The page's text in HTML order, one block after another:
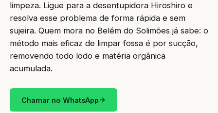
limpeza. Ligue para a desentupidora Hiroshiro e
resolva esse problema de forma rápida e sem
sujeira. Quem mora no Belém do Solimões já sabe: o
método mais eficaz de limpar fossa é por sucção,
removendo todo lodo e matéria orgânica
acumulada.
Chamar no WhatsApp